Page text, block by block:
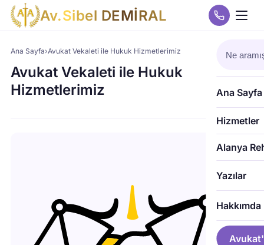
Av.Sibel DEMİRAL
Ana Sayfa
Hizmetler
Alanya
Yazılar
Hakkımda
Ana Sayfa›Avukat Vekaleti ile Hukuk Hizmetlerimiz
Avukat Vekaleti ile Hukuk
Hizmetlerimiz